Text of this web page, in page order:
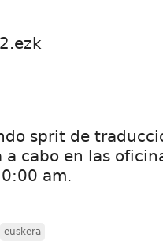
sprit de
a cabo en las
am.
euskera